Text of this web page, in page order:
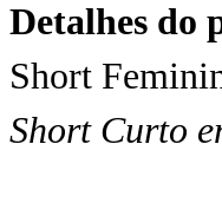
Detalhes do
Short
Short Curto